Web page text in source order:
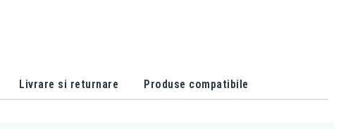
Livrare si returnare Produse compatibile